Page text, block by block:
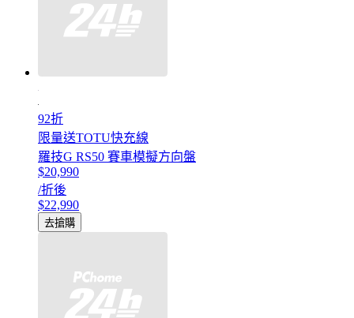
92折
限量送TOTU快充線
羅技G RS50 賽車模擬方向盤
$20,990
/折後
$22,990
去搶購